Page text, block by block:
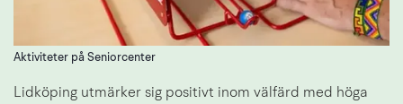
Aktiviteter på Seniorcenter
Lidköping utmärker sig positivt inom välfärd med höga